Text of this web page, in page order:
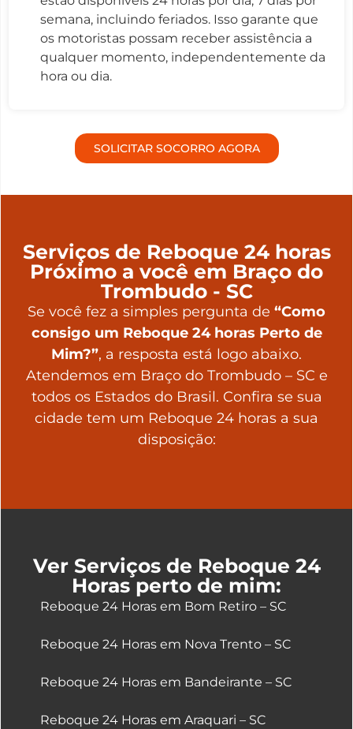
semana, incluindo feriados. Isso garante que
os motoristas possam receber assistência a
qualquer momento, independentemente da
hora ou dia.
SOLICITAR SOCORRO AGORA
Serviços de Reboque 24 horas
Próximo a você em Braço do
Trombudo - SC
Se você fez a simples pergunta de “Como
consigo um Reboque 24 horas Perto de
Mim?”, a resposta está logo abaixo.
Atendemos em Braço do Trombudo – SC e
todos os Estados do Brasil. Confira se sua
cidade tem um Reboque 24 horas a sua
disposição:
Ver Serviços de Reboque 24
Horas perto de mim:
Reboque 24 Horas em Bom Retiro – SC
Reboque 24 Horas em Nova Trento – SC
Reboque 24 Horas em Bandeirante – SC
Reboque 24 Horas em Araquari – SC